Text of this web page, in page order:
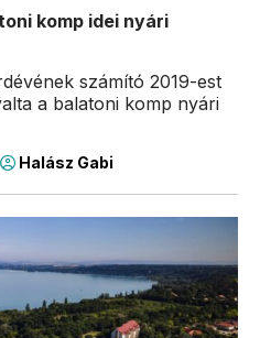
komp idei nyári
számító 2019-est
a balatoni komp nyári
Halász Gabi